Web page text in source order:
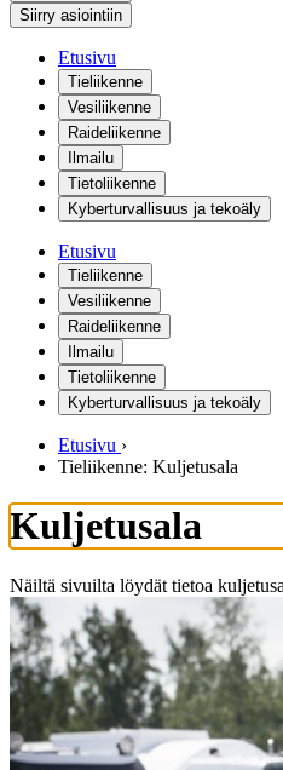
Siirry asiointiin
Etusivu
Tieliikenne
Vesiliikenne
Raideliikenne
Ilmailu
Tietoliikenne
Kyberturvallisuus ja tekoäly
Etusivu
Tieliikenne
Vesiliikenne
Raideliikenne
Ilmailu
Tietoliikenne
Kyberturvallisuus ja tekoäly
Etusivu ›
Tieliikenne: Kuljetusala
Kuljetusala
Näiltä sivuilta löydät tietoa